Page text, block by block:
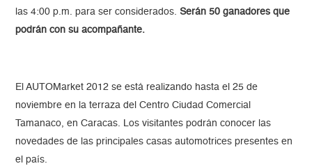
las 4:00 p.m. para ser considerados. Serán 50 ganadores que
podrán con su acompañante.
El AUTOMarket 2012 se está realizando hasta el 25 de
noviembre en la terraza del Centro Ciudad Comercial
Tamanaco, en Caracas. Los visitantes podrán conocer las
novedades de las principales casas automotrices presentes en
el país.